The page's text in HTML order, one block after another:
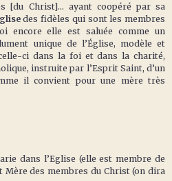
[du Christ]... ayant coopéré par sa
des fidèles qui sont les membres
encore elle est saluée comme un
unique de l’Église, modèle et
ci dans la foi et dans la charité,
instruite par l’Esprit Saint, d’un
il convient pour une mère très
l’Eglise (elle est membre de
des membres du Christ (on dira